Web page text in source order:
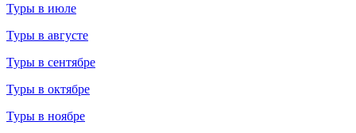
Туры в июле
Туры в августе
Туры в сентябре
Туры в октябре
Туры в ноябре